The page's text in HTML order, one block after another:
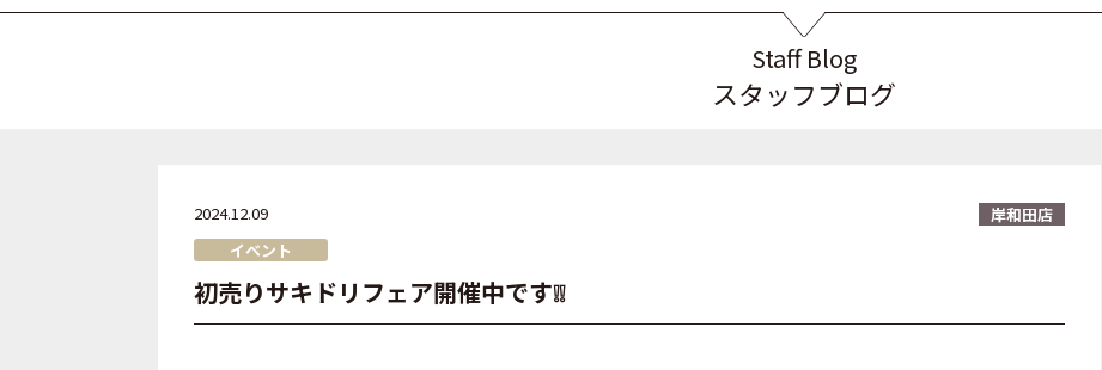
Staff Blog
スタッフブログ
2024.12.09
岸和田店
イベント
初売りサキドリフェア開催中です❕❕